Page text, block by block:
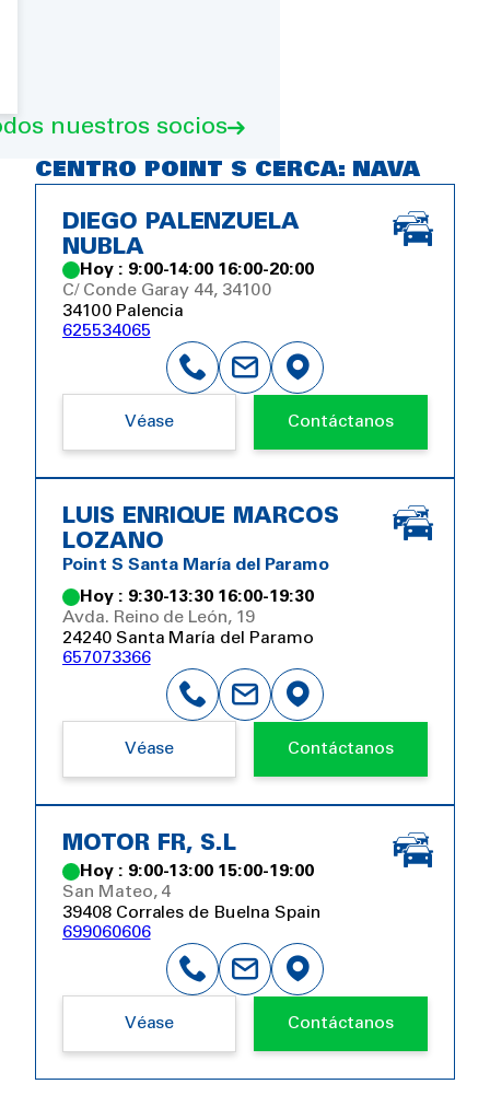
nuestros socios
CENTRO POINT S CERCA: NAVA
DIEGO PALENZUELA
NUBLA
Hoy : 9:00-14:00 16:00-20:00
C/ Conde Garay 44, 34100
34100 Palencia
625534065
Véase Contáctanos
LUIS ENRIQUE MARCOS
LOZANO
Point S Santa María del Paramo
Hoy : 9:30-13:30 16:00-19:30
Avda. Reino de León, 19
24240 Santa María del Paramo
657073366
Véase Contáctanos
MOTOR FR, S.L
Hoy : 9:00-13:00 15:00-19:00
San Mateo, 4
39408 Corrales de Buelna Spain
699060606
Véase Contáctanos